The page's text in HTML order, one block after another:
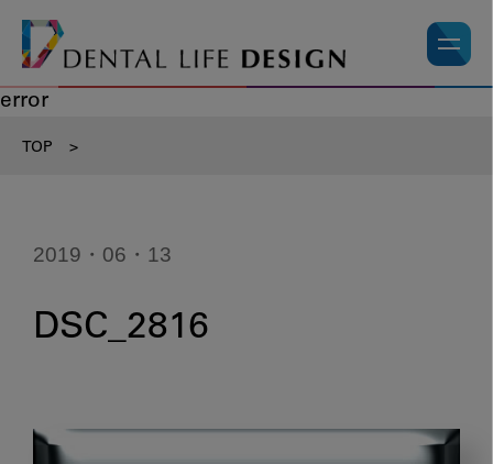
error
TOP >
2019・06・13
DSC_2816